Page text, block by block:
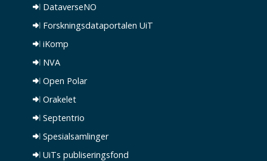
DataverseNO
Forskningsdataportalen UiT
iKomp
NVA
Open Polar
Orakelet
Septentrio
Spesialsamlinger
UiTs publiseringsfond